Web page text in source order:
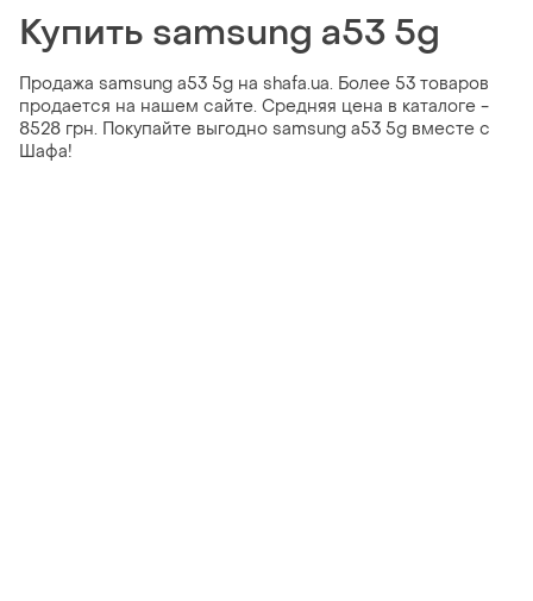
Купить samsung a53 5g
Продажа samsung a53 5g на shafa.ua. Более 53 товаров
продается на нашем сайте. Средняя цена в каталоге -
8528 грн. Покупайте выгодно samsung a53 5g вместе с
Шафа!